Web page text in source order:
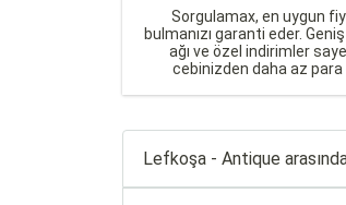
Sorgulamax, en uygun
bulmanızı garanti eder.
ağı ve özel indirimler
cebinizden daha az para
Lefkoşa - Antique